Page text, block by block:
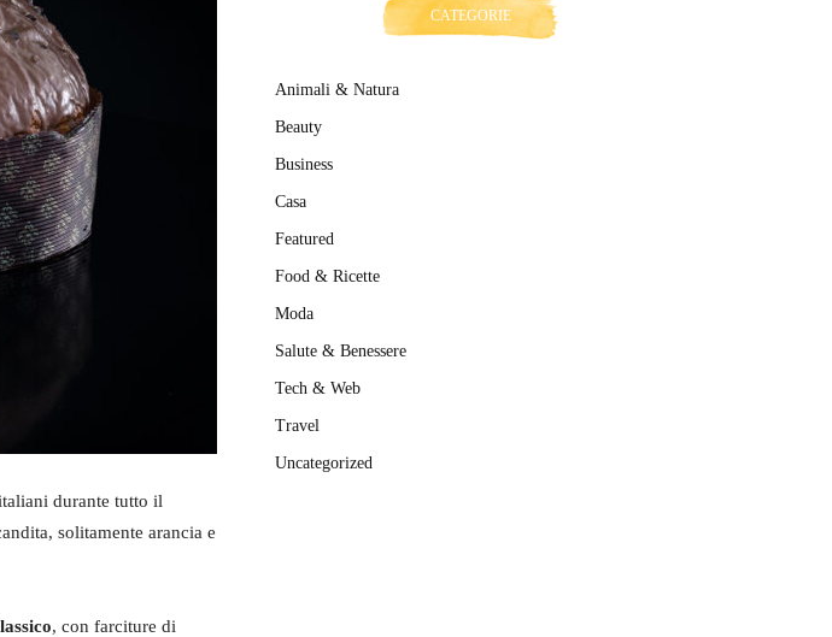
durante tutto il
solitamente arancia e
, con farciture di
CATEGORIE
Animali & Natura
Beauty
Business
Casa
Featured
Food & Ricette
Moda
Salute & Benessere
Tech & Web
Travel
Uncategorized